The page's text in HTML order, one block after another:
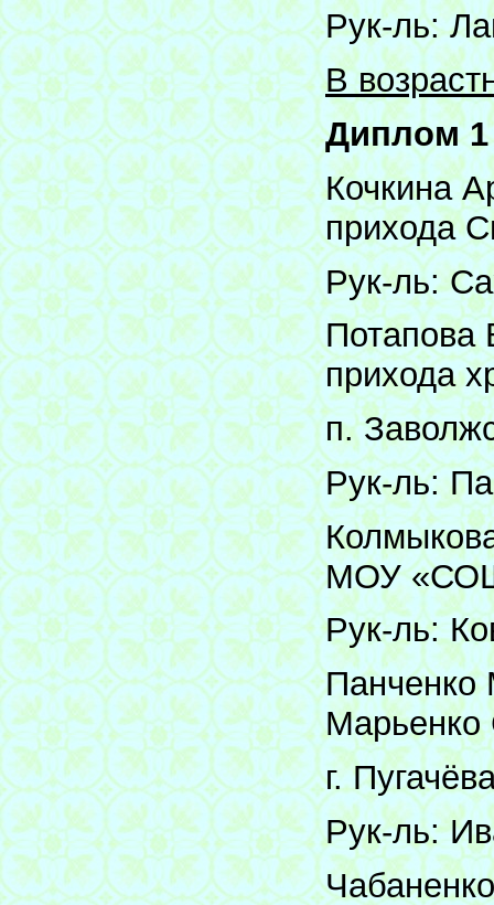
Рук-ль:
В
Диплом 1
Кочкина
прихода
Рук-ль:
Потапова
прихода
п.
Рук-ль:
МОУ «СОШ
Рук-ль:
Панченко
г.
Рук-ль: